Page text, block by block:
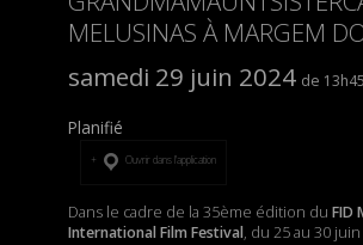
MELUSINAS À MARGEM
samedi 29 juin 2024
13h45
Planifié
Ouvrir dans l’application
Dans le cadre de la 35ème édition du FID
International Film Festival, du 25 au 30